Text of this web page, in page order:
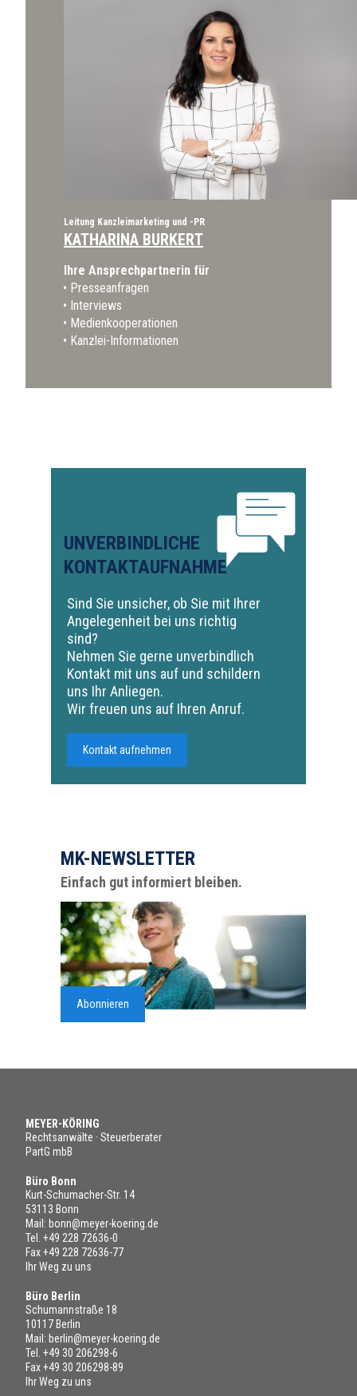
Leitung Kanzleimarketing und -PR
KATHARINA BURKERT
Ihre Ansprechpartnerin für
Presseanfragen
Interviews
Medienkooperationen
Kanzlei-Informationen
UNVERBINDLICHE
KONTAKTAUFNAHME
Sind Sie unsicher, ob Sie mit Ihrer
Angelegenheit bei uns richtig
sind?
Nehmen Sie gerne unverbindlich
Kontakt mit uns auf und schildern
uns Ihr Anliegen.
Wir freuen uns auf Ihren Anruf.
Kontakt aufnehmen
MK-NEWSLETTER
Einfach gut informiert bleiben.
Abonnieren
MEYER-KÖRING
Rechtsanwälte · Steuerberater
PartG mbB
Büro Bonn
Kurt-Schumacher-Str. 14
53113 Bonn
Mail: bonn@meyer-koering.de
Tel. +49 228 72636-0
Fax +49 228 72636-77
Ihr Weg zu uns
Büro Berlin
Schumannstraße 18
10117 Berlin
Mail: berlin@meyer-koering.de
Tel. +49 30 206298-6
Fax +49 30 206298-89
Ihr Weg zu uns